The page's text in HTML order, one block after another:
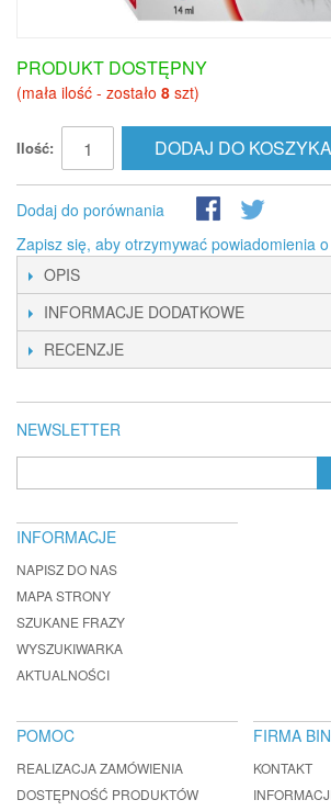
PRODUKT DOSTĘPNY
(mała ilość - zostało 8 szt)
Ilość: DODAJ DO KOSZYKA
Dodaj do porównania
Zapisz się, aby otrzymywać powiadomienia
OPIS
INFORMACJE DODATKOWE
RECENZJE
NEWSLETTER
INFORMACJE
NAPISZ DO NAS
MAPA STRONY
SZUKANE FRAZY
WYSZUKIWARKA
AKTUALNOŚCI
POMOC
REALIZACJA ZAMÓWIENIA
DOSTĘPNOŚĆ PRODUKTÓW
FIRMA
KONTAKT